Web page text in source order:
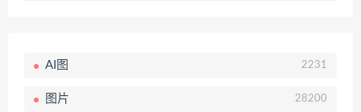
AI图 2231
图片 28200